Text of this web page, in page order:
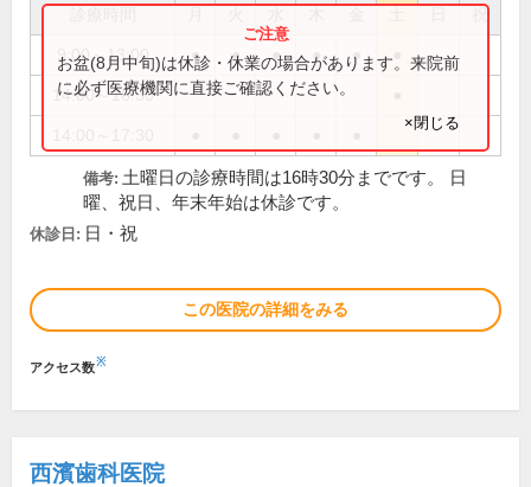
祝
9:00～13:00 ● ● ● ● ●
14:00～16:30
お盆(8月中旬)は休診・休業の場合があります。来院前
に必ず医療機関に直接ご確認ください。
×閉じる
備考: 土曜日の診療時間は16時30分までです。 日
曜、祝日、年末年始は休診です。
休診日: 日・祝
この医院の詳細をみる
アクセス数※
西濱歯科医院